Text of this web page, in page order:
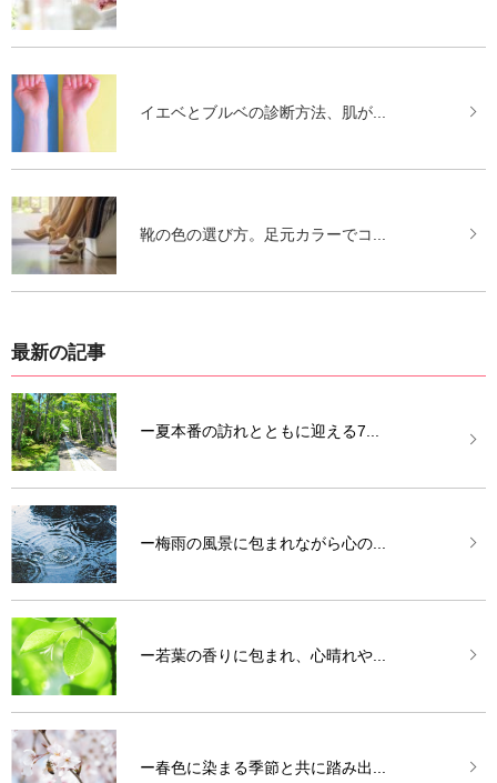
イエベとブルベの診断方法、肌が...
靴の色の選び方。足元カラーでコ...
最新の記事
ー夏本番の訪れとともに迎える7...
ー梅雨の風景に包まれながら心の...
ー若葉の香りに包まれ、心晴れや...
ー春色に染まる季節と共に踏み出...